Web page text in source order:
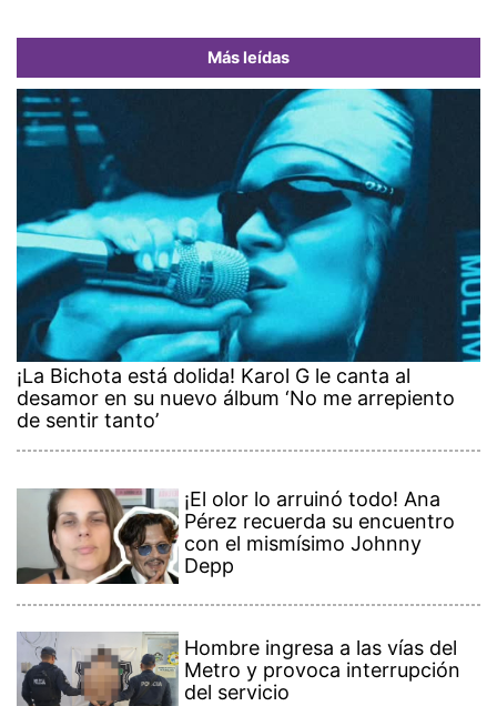
Más leídas
¡La Bichota está dolida! Karol G le canta al
desamor en su nuevo álbum ‘No me arrepiento
de sentir tanto’
¡El olor lo arruinó todo! Ana
Pérez recuerda su encuentro
con el mismísimo Johnny
Depp
Hombre ingresa a las vías del
Metro y provoca interrupción
del servicio